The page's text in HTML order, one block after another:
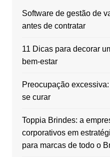
Software de gestão de
antes de contratar
11 Dicas para decorar
bem-estar
Preocupação
se curar
Toppia Brindes: a
corporativos em
para marcas de todo o